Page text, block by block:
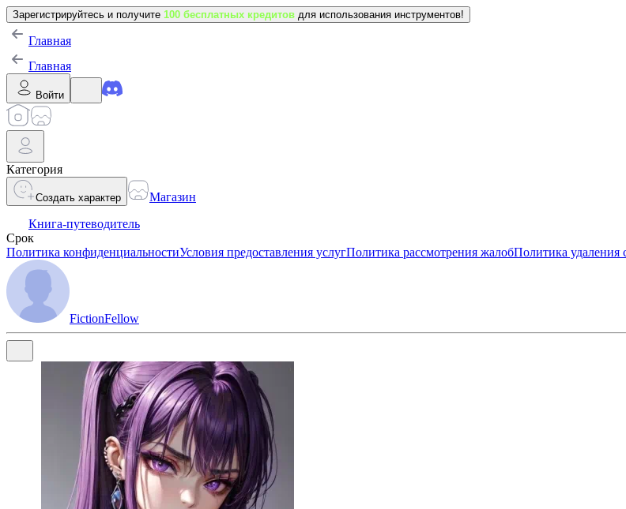
Зарегистрируйтесь и получите 100 бесплатных кредитов для использования инструментов!
Главная
Главная
Войти
Категория
Создать характер
Магазин
Книга-путеводитель
Срок
Политика конфиденциальностиУсловия предоставления услугПолитика рассмотрения жалобПолитика удаления
FictionFellow